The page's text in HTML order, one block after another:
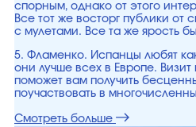
спорным, однако от этого
Все тот же восторг публики от
с мулетами. Все та же ярость
5. Фламенко. Испанцы любят
они лучше всех в Европе.
поможет вам получить
поучаствовать в
Смотреть больше